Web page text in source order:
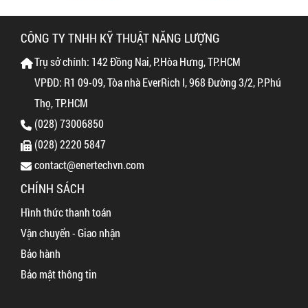
CÔNG TY TNHH KỸ THUẬT NĂNG LƯỢNG
Trụ sở chính: 142 Đồng Nai, P.Hòa Hưng, TP.HCM
VPĐD: R1 09-09, Tòa nhà EverRich I, 968 Đường 3/2, P.Phú
Thọ, TP.HCM
(028) 73006850
(028) 2220 5847
contact@enertechvn.com
CHÍNH SÁCH
Hình thức thanh toán
Vận chuyển - Giao nhận
Bảo hành
Bảo mật thông tin